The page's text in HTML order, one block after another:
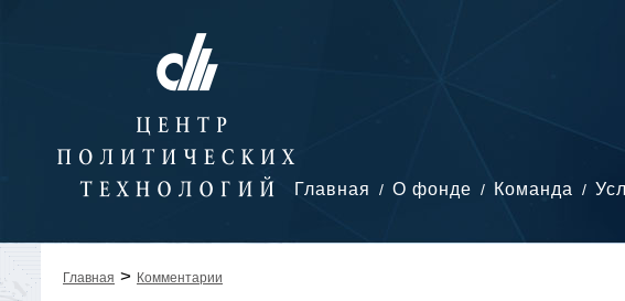
Главная О фонде Команда
Главная > Комментарии